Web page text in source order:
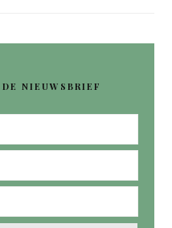
NIEUWSBRIEF